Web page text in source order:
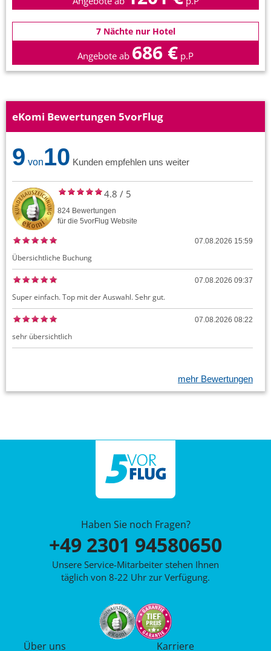
7 Nächte nur Hotel
Angebote ab 686 € p.P
eKomi Bewertungen 5vorFlug
9 von10 Kunden empfehlen uns weiter
4.8 / 5
824 Bewertungen
für die 5vorFlug Website
07.08.2026 15:59
Übersichtliche Buchung
07.08.2026 09:37
Super einfach. Top mit der Auswahl. Sehr gut.
07.08.2026 08:22
sehr übersichtlich
mehr Bewertungen
Haben Sie noch Fragen?
+49 2301 94580650
Unsere Service-Mitarbeiter stehen Ihnen
täglich von 8-22 Uhr zur Verfügung.
Über uns Karriere